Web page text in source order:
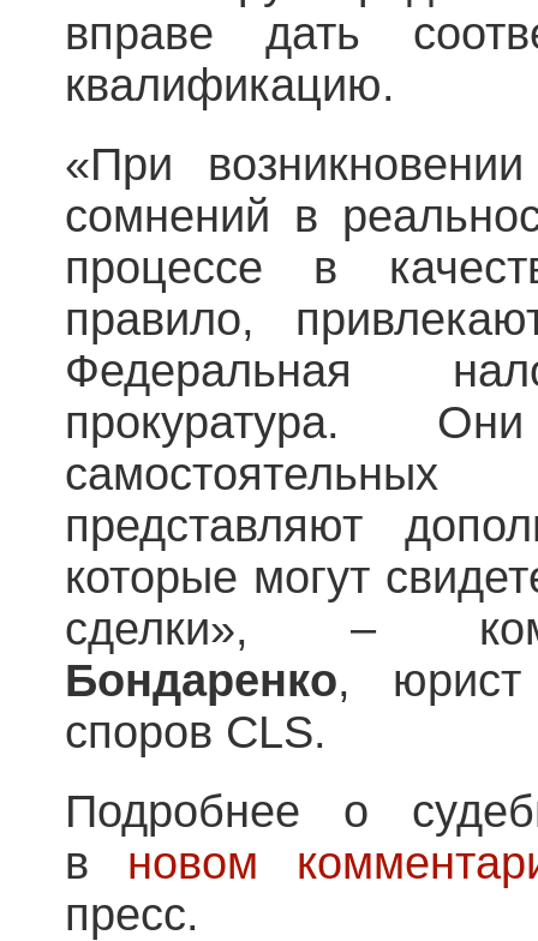
вправе дать
квалификацию.
«При
сомнений в
процессе в
правило,
Федеральная
прокуратура.
представляют
которые могут
сделки», –
Бондаренко, юрист
споров CLS.
Подробнее о
в новом
пресс.